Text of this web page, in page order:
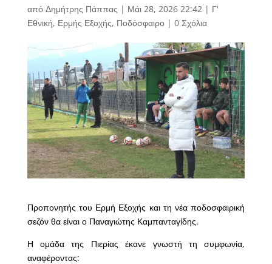
από Δημήτρης Πάππας | Μάι 28, 2026 22:42| Γ'
Εθνική, Ερμής Εξοχής, Ποδόσφαιρο| 0 Σχόλια
Προπονητής του Ερμή Εξοχής και τη νέα ποδοσφαιρική
σεζόν θα είναι ο Παναγιώτης Καμπανταγίδης.
Η ομάδα της Πιερίας έκανε γνωστή τη συμφωνία,
αναφέροντας: